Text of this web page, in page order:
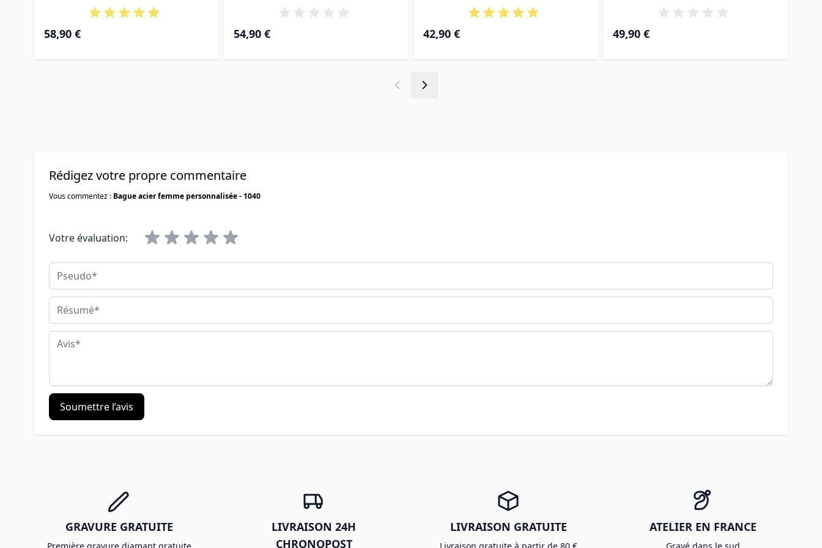
58,90 € 54,90 € 42,90 € 49,90 €
Rédigez votre propre commentaire
Vous commentez : Bague acier femme personnalisée - 1040
Votre évaluation:
Pseudo
Résumé
Avis
Soumettre l’avis
GRAVURE GRATUITE
Première gravure diamant gratuite
LIVRAISON 24H
CHRONOPOST
LIVRAISON GRATUITE
Livraison gratuite à partir de 80 €
ATELIER EN FRANCE
Gravé dans le sud